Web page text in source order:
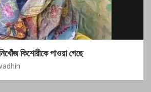
কিশোরীকে পাওয়া গেছে